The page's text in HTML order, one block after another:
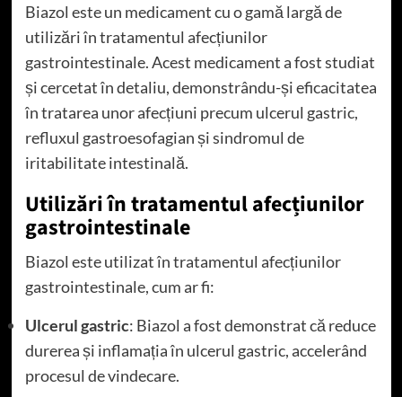
Biazol este un medicament cu o gamă largă de
utilizări în tratamentul afecțiunilor
gastrointestinale. Acest medicament a fost studiat
și cercetat în detaliu, demonstrându-și eficacitatea
în tratarea unor afecțiuni precum ulcerul gastric,
refluxul gastroesofagian și sindromul de
iritabilitate intestinală.
Utilizări în tratamentul afecțiunilor
gastrointestinale
Biazol este utilizat în tratamentul afecțiunilor
gastrointestinale, cum ar fi:
Ulcerul gastric: Biazol a fost demonstrat că reduce
durerea și inflamația în ulcerul gastric, accelerând
procesul de vindecare.